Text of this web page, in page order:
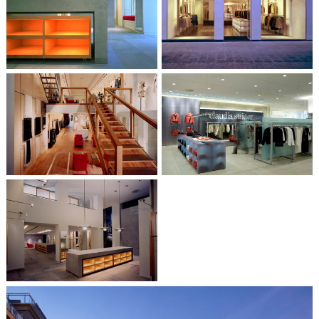
Claudia Sträter, Arnhem Claudia Sträter, Kortrijk, BE
Claudia Sträter,
Amsterdam
Claudia Sträter, Stuttgart,
Claudia Sträter, Antwerpen,
BE